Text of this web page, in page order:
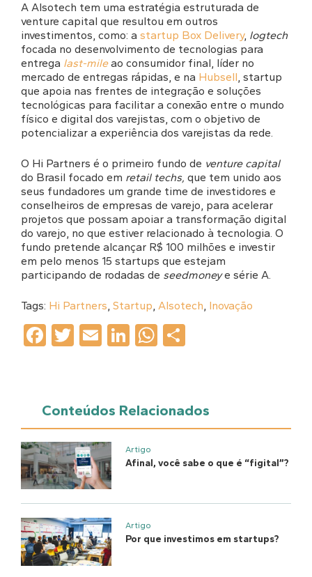
A Alsotech tem uma estratégia estruturada de
venture capital que resultou em outros
investimentos, como: a startup Box Delivery, logtech
focada no desenvolvimento de tecnologias para
entrega last-mileao consumidor final, líder no
mercado de entregas rápidas, e na Hubsell, startup
que apoia nas frentes de integração e soluções
tecnológicas para facilitar a conexão entre o mundo
físico e digital dos varejistas, com o objetivo de
potencializar a experiência dos varejistas da rede.
O Hi Partners é o primeiro fundo de venture capital
do Brasil focado em retail techs, que tem unido aos
seus fundadores um grande time de investidores e
conselheiros de empresas de varejo, para acelerar
projetos que possam apoiar a transformação digital
do varejo, no que estiver relacionado à tecnologia. O
fundo pretende alcançar R$ 100 milhões e investir
em pelo menos 15 startups que estejam
participando de rodadas de seedmoneye série A.
Tags: Hi Partners, Startup, Alsotech, Inovação
Facebook
Twitter
EmailLinkedIn
WhatsApp
Conteúdos Relacionados
Artigo
Afinal, você sabe o que é “figital”?
Artigo
Por que investimos em startups?